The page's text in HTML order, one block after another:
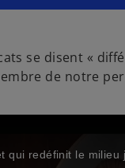
u
n
g
l
e
se disent «
de notre
qui redéfinit le milieu